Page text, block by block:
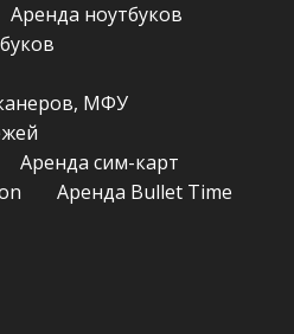
Аренда ноутбуков
МФУ
Аренда сим-карт
Аренда Bullet Time